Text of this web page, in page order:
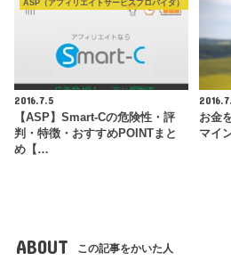
ASP（アフィリエイトサービスプロバイダ）
2016.7.5
【ASP】Smart-Cの危険性・評
判・特徴・おすすめPOINTまと
め【…
お金
マイ
ABOUT この記事をかいた人